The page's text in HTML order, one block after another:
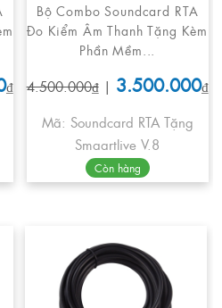
₫
Bộ Combo Soundcard RTA
Đo Kiểm Âm Thanh Tặng Kèm
Phần Mềm...
4.500.000₫| 3.500.000₫
Mã: Soundcard RTA Tặng
Smaartlive V.8
Còn hàng